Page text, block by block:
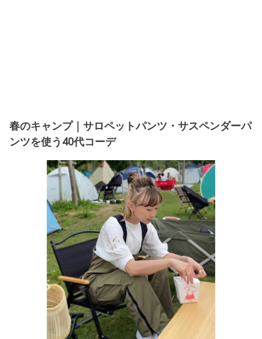
春のキャンプ｜サロペットパンツ・サスペンダーパ
ンツを使う40代コーデ